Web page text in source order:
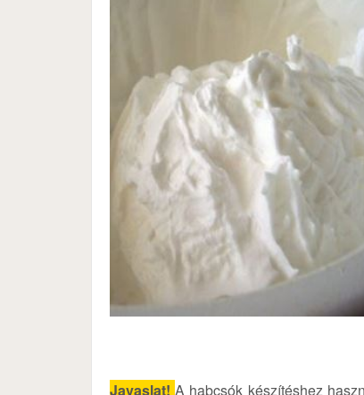
Javaslat!A habcsók készítéshez